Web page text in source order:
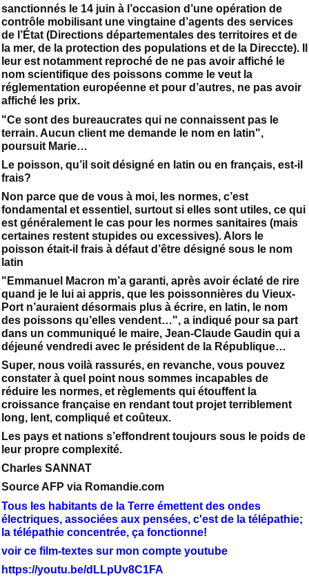
sanctionnés le 14 juin à l’occasion d’une opération de
contrôle mobilisant une vingtaine d’agents des services
de l’État (Directions départementales des territoires et de
la mer, de la protection des populations et de la Direccte). Il
leur est notamment reproché de ne pas avoir affiché le
nom scientifique des poissons comme le veut la
réglementation européenne et pour d’autres, ne pas avoir
affiché les prix.
"Ce sont des bureaucrates qui ne connaissent pas le
terrain. Aucun client me demande le nom en latin",
poursuit Marie…
Le poisson, qu’il soit désigné en latin ou en français, est-il
frais?
Non parce que de vous à moi, les normes, c’est
fondamental et essentiel, surtout si elles sont utiles, ce qui
est généralement le cas pour les normes sanitaires (mais
certaines restent stupides ou excessives). Alors le
poisson était-il frais à défaut d’être désigné sous le nom
latin
"Emmanuel Macron m’a garanti, après avoir éclaté de rire
quand je le lui ai appris, que les poissonnières du Vieux-
Port n’auraient désormais plus à écrire, en latin, le nom
des poissons qu’elles vendent…", a indiqué pour sa part
dans un communiqué le maire, Jean-Claude Gaudin qui a
déjeuné vendredi avec le président de la République…
Super, nous voilà rassurés, en revanche, vous pouvez
constater à quel point nous sommes incapables de
réduire les normes, et règlements qui étouffent la
croissance française en rendant tout projet terriblement
long, lent, compliqué et coûteux.
Les pays et nations s’effondrent toujours sous le poids de
leur propre complexité.
Charles SANNAT
Source AFP via Romandie.com
Tous les habitants de la Terre émettent des ondes
électriques, associées aux pensées, c'est de la télépathie;
la télépathie concentrée, ça fonctionne!
voir ce film-textes sur mon compte youtube
https://youtu.be/dLLpUv8C1FA